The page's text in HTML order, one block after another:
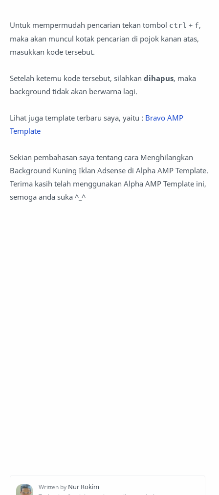
Untuk mempermudah pencarian tekan tombol ctrl + f,
maka akan muncul kotak pencarian di pojok kanan atas,
masukkan kode tersebut.
Setelah ketemu kode tersebut, silahkan dihapus, maka
background tidak akan berwarna lagi.
Lihat juga template terbaru saya, yaitu : Bravo AMP
Template
Sekian pembahasan saya tentang cara Menghilangkan
Background Kuning Iklan Adsense di Alpha AMP Template.
Terima kasih telah menggunakan Alpha AMP Template ini,
semoga anda suka ^_^